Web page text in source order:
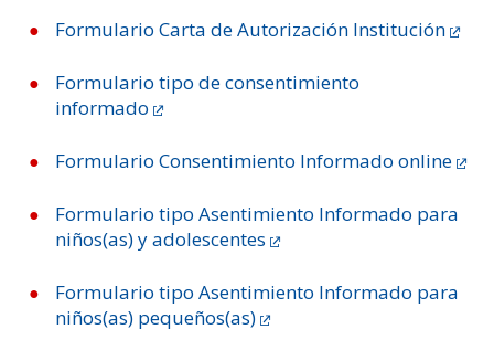
ESTUDIANTES
ACADÉMICOS
EGRESADOS
Formulario Carta de Autorización Institución
Formulario tipo de consentimiento
informado
Formulario Consentimiento Informado online
Formulario tipo Asentimiento Informado para
niños(as) y adolescentes
Formulario tipo Asentimiento Informado para
niños(as) pequeños(as)